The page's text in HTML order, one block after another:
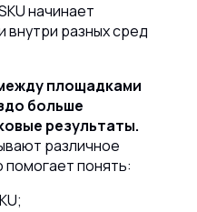
начинает
внутри разных сред
площадками
больше
результаты.
различное
понять: